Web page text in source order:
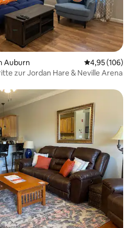
Auburn
4,95 (106)
zur Jordan Hare & Neville Arena